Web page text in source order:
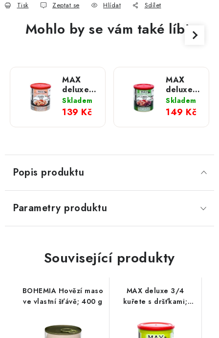
Tisk Zeptat se Hlídat Sdílet
Mohlo by se vám také líbit
MAX
deluxe
Kostky
libové
svaloviny;
800 g
Skladem
139 Kč
MAX
deluxe
Kostky
libové
svaloviny
se
Skladem
149 Kč
Popis produktu
Parametry produktu
Související produkty
BOHEMIA Hovězí maso
ve vlastní šťávě; 400 g
MAX deluxe 3/4
kuřete s dršťkami;